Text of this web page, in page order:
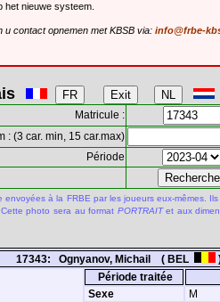
het nieuwe systeem.
contact opnemen met KBSB via: info@frbe-
Matricule :
: (3 car. min, 15 car.max)
Période
à la FRBE par les joueurs eux-mêmes.
photo sera au format PORTRAITet aux
17343: Ognyanov, Michail ( BEL
Période traitée
Sexe
M